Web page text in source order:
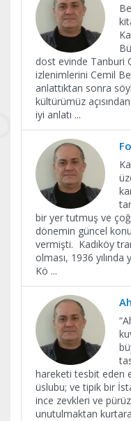
dost evinde Tanburi
izlenimlerini Cemil
anlattıktan sonra
kültürümüz
iyi anlatı ...
bir yer tutmuş ve
dönemin güncel
vermişti. Kadıköy
olması, 1936
Kö ...
hareketi tesbit eden
üslubu; ve tipik bir
ince zevkleri ve
unutulmaktan